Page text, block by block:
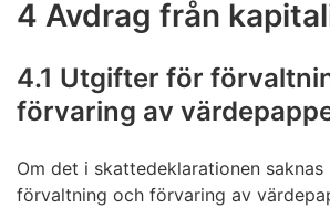
4 Avdrag från
4.1 Utgifter för
förvaring av
Om det i skattedeklarationen
förvaltning och förvaring av